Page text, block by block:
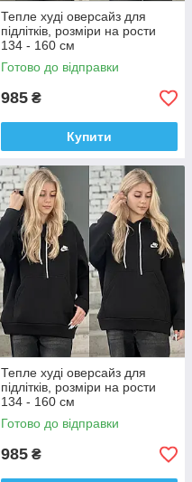
Тепле худі оверсайз для
підлітків, розміри на рости
134 - 160 см
Готово до відправки
985 ₴
Купити
Тепле худі оверсайз для
підлітків, розміри на рости
134 - 160 см
Готово до відправки
985 ₴